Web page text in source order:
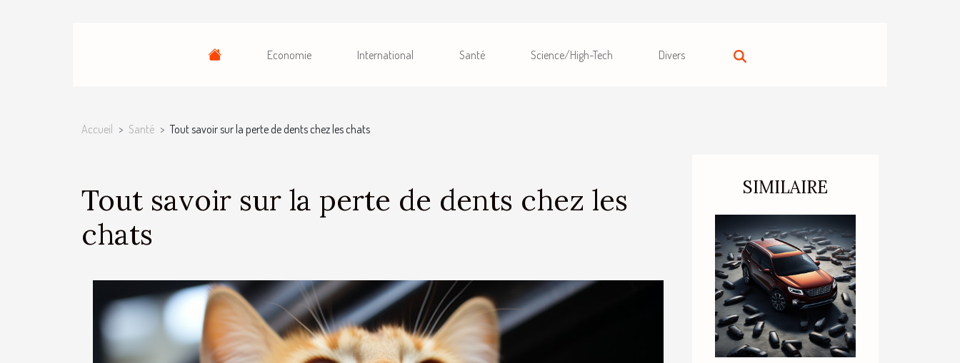
Economie International Santé Science/High-Tech Divers
Accueil Santé Tout savoir sur la perte de dents chez les chats
Tout savoir sur la perte de dents chez les
chats
SIMILAIRE